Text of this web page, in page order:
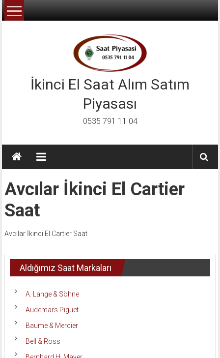
İçeriğe
geç
İkinci El Saat Alım Satım
Piyasası
0535 791 11 04
Avcılar İkinci El Cartier
Saat
Avcılar İkinci El Cartier Saat
Aldığımız Saat Markaları
A. Lange & Söhne
Audemars Piguet
Baume & Mercier
Bell & Ross